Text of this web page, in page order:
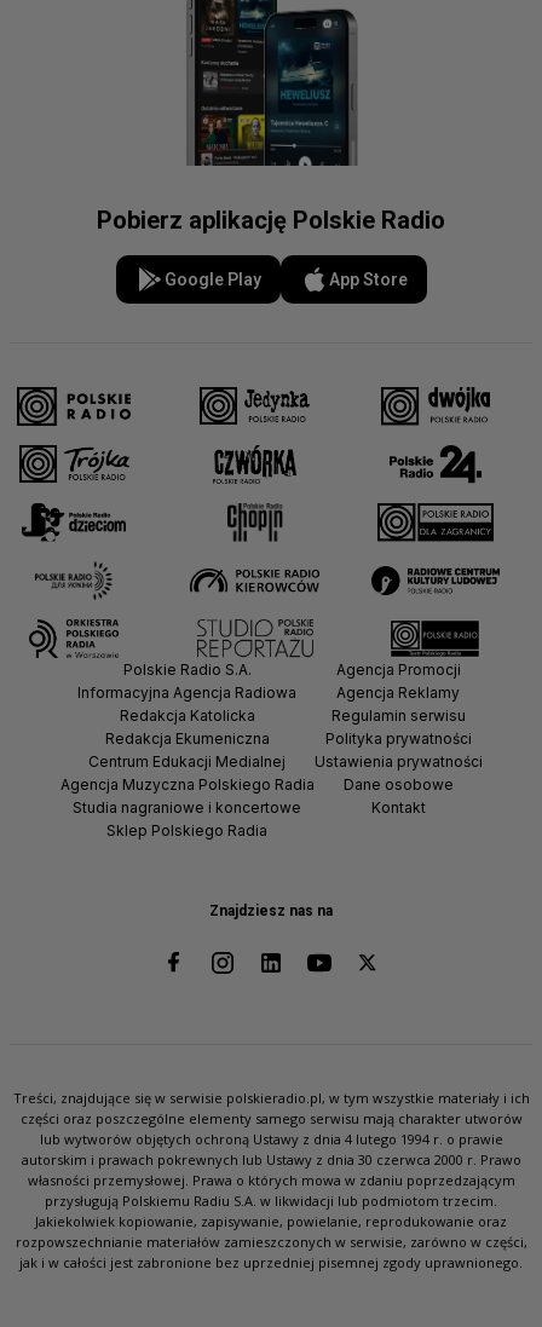
Pobierz aplikację Polskie Radio
Google Play App Store
Znajdziesz nas na
Polskie Radio S.A.
Informacyjna Agencja Radiowa
Redakcja Katolicka
Redakcja Ekumeniczna
Centrum Edukacji Medialnej
Agencja Muzyczna Polskiego Radia
Studia nagraniowe i koncertowe
Sklep Polskiego Radia
Agencja Promocji
Agencja Reklamy
Regulamin serwisu
Polityka prywatności
Ustawienia prywatności
Dane osobowe
Kontakt
Treści, znajdujące się w serwisie polskieradio.pl, w tym wszystkie materiały i ich
części oraz poszczególne elementy samego serwisu mają charakter utworów
lub wytworów objętych ochroną Ustawy z dnia 4 lutego 1994 r. o prawie
autorskim i prawach pokrewnych lub Ustawy z dnia 30 czerwca 2000 r. Prawo
własności przemysłowej. Prawa o których mowa w zdaniu poprzedzającym
przysługują Polskiemu Radiu S.A. w likwidacji lub podmiotom trzecim.
Jakiekolwiek kopiowanie, zapisywanie, powielanie, reprodukowanie oraz
rozpowszechnianie materiałów zamieszczonych w serwisie, zarówno w części,
jak i w całości jest zabronione bez uprzedniej pisemnej zgody uprawnionego.